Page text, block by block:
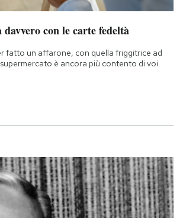
con le carte fedeltà
fatto un affarone, con quella friggitrice ad
è ancora più contento di voi